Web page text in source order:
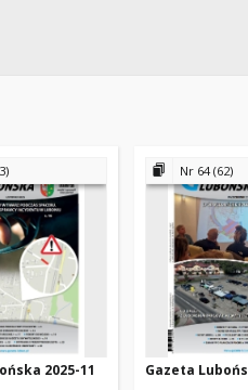
2025-11
Nr 64 (62)
Gazeta